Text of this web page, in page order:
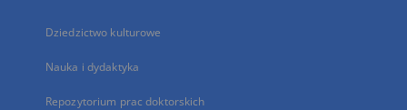
Dziedzictwo kulturowe
Nauka i dydaktyka
Repozytorium prac doktorskich